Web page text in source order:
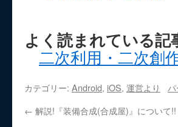
よく読まれている記
二次利用・二次創
カテゴリー: Android, iOS, 運営より
← 解説!『装備合成(合成屋)』について!!